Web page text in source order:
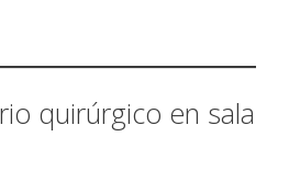
quirúrgico en sala